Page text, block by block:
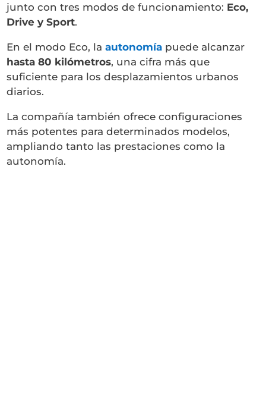
junto con tres modos de funcionamiento: Eco,
Drive y Sport.
En el modo Eco, laautonomía puede alcanzar
hasta 80 kilómetros, una cifra más que
suficiente para los desplazamientos urbanos
diarios.
La compañía también ofrece configuraciones
más potentes para determinados modelos,
ampliando tanto las prestaciones como la
autonomía.